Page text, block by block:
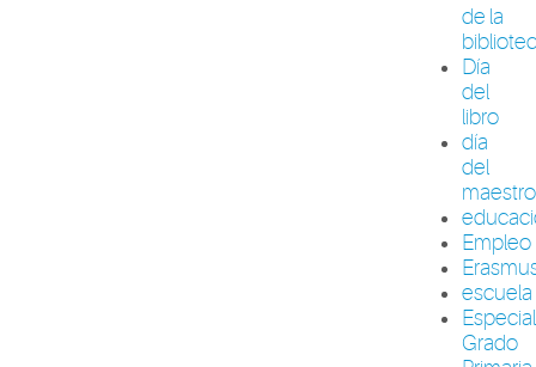
de la
Día
del
libro
día
del
maestro
Empleo
escuela
Grado